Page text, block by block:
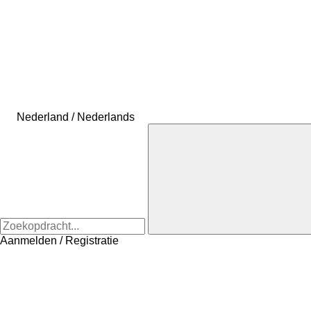
Nederland / Nederlands
Aanmelden / Registratie